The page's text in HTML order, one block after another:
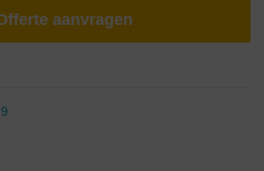
aanvragen